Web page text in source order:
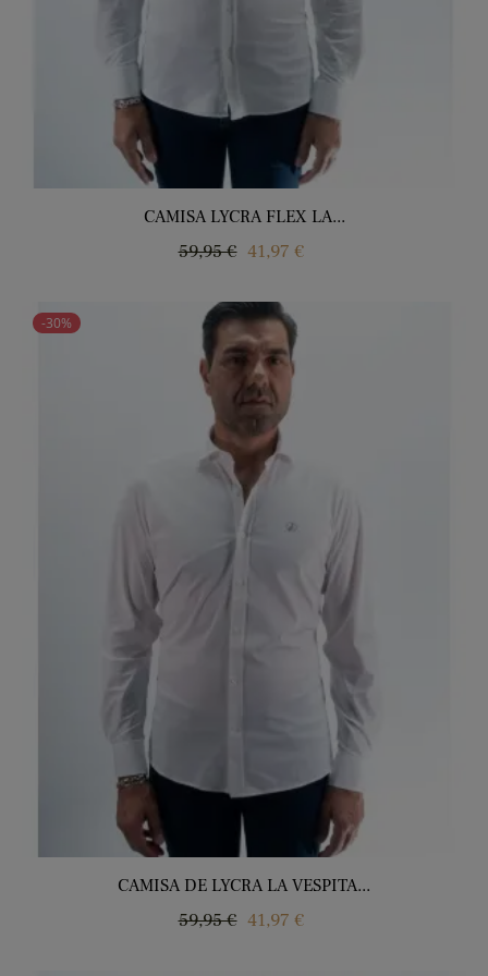
CAMISA LYCRA FLEX LA...
Regular
59,95 € Price
41,97 €
-30%
CAMISA DE LYCRA LA VESPITA...
Regular
59,95 € Price
41,97 €